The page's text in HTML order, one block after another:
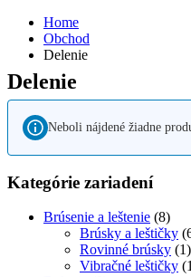
Home
Obchod
Delenie
Delenie
Neboli nájdené žiadne
Kategórie zariadení
Brúsenie a leštenie (8)
Brúsky a leštičky
Rovinné brúsky (1)
Vibračné leštičky